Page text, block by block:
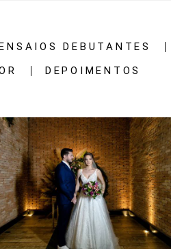
DEBUTANTES
DEPOIMENTOS
1621 78